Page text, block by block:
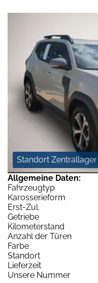
Standort Zentrallager
Allgemeine Daten:
Fahrzeugtyp
Karosserieform
Erst-Zul.
Getriebe
Kilometerstand
Anzahl der Türen
Farbe
Standort
Lieferzeit
Unsere Nummer